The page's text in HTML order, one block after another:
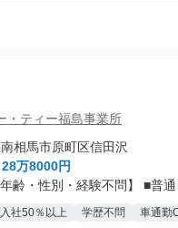
・ティー福島事業所
相馬市原町区信田沢
万8000円
齢・性別・経験不問】 ■普通
社50％以上 学歴不問 車通勤